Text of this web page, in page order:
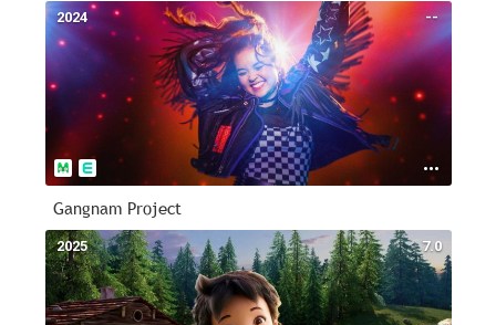
--
2024
Gangnam Project
7.0
2025